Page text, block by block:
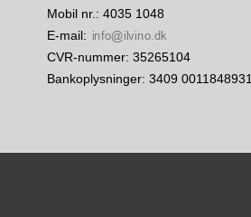
Mobil nr. : 4035 1048
E-mail:
CVR-nummer: 35265104
Bankoplysninger: 3409 0011848931